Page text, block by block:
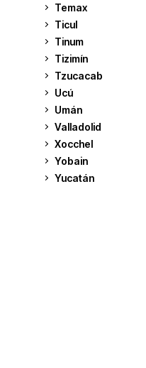
Temax
Ticul
Tinum
Tizimín
Tzucacab
Ucú
Umán
Valladolid
Xocchel
Yobain
Yucatán